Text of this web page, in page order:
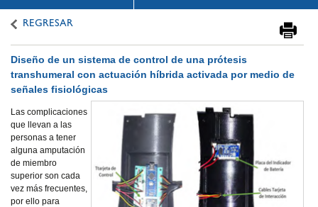
REGRESAR
Diseño de un sistema de control de una prótesis
transhumeral con actuación híbrida activada por medio de
señales fisiológicas
Las complicaciones
que llevan a las
personas a tener
alguna amputación
de miembro
superior son cada
vez más frecuentes,
por ello para